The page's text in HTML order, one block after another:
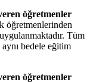
öğretmenler
öğretmenlerinden
Tüm
bedele eğitim
öğretmenler